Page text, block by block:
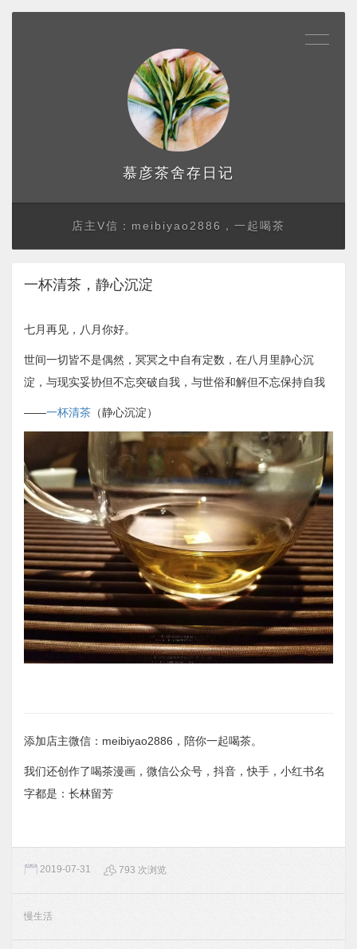
慕彦茶舍存日记
店主V信：meibiyao2886，一起喝茶
一杯清茶，静心沉淀
七月再见，八月你好。
世间一切皆不是偶然，冥冥之中自有定数，在八月里静心沉
淀，与现实妥协但不忘突破自我，与世俗和解但不忘保持自我
——一杯清茶 （静心沉淀）
添加店主微信：meibiyao2886，陪你一起喝茶。
我们还创作了喝茶漫画，微信公众号，抖音，快手，小红书名
字都是：长林留芳
2019-07-31 793 次浏览
慢生活